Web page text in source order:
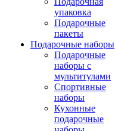
упаковка
Подарочные
пакеты
Подарочные наборы
Подарочные
наборы с
мультитулами
Спортивные
наборы
Кухонные
подарочные